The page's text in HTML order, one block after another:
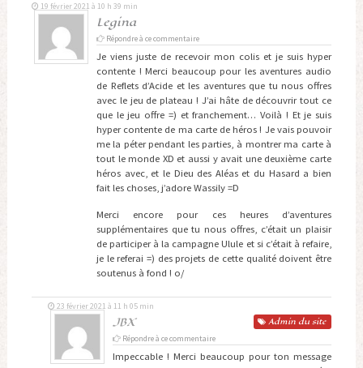
Legina
19 février 2021 à 10 h 39 min
Répondre à ce commentaire
Je viens juste de recevoir mon colis et je suis hyper
contente ! Merci beaucoup pour les aventures audio
de Reflets d’Acide et les aventures que tu nous offres
avec le jeu de plateau ! J’ai hâte de découvrir tout ce
que le jeu offre =) et franchement… Voilà ! Et je suis
hyper contente de ma carte de héros ! Je vais pouvoir
me la péter pendant les parties, à montrer ma carte à
tout le monde XD et aussi y avait une deuxième carte
héros avec, et le Dieu des Aléas et du Hasard a bien
fait les choses, j’adore Wassily =D
Merci encore pour ces heures d’aventures
supplémentaires que tu nous offres, c’était un plaisir
de participer à la campagne Ulule et si c’était à refaire,
je le referai =) des projets de cette qualité doivent être
soutenus à fond ! o/
JBX Admin du site
23 février 2021 à 11 h 05 min
Répondre à ce commentaire
Impeccable ! Merci beaucoup pour ton message